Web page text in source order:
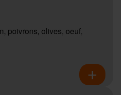
poivrons, olives, oeuf,